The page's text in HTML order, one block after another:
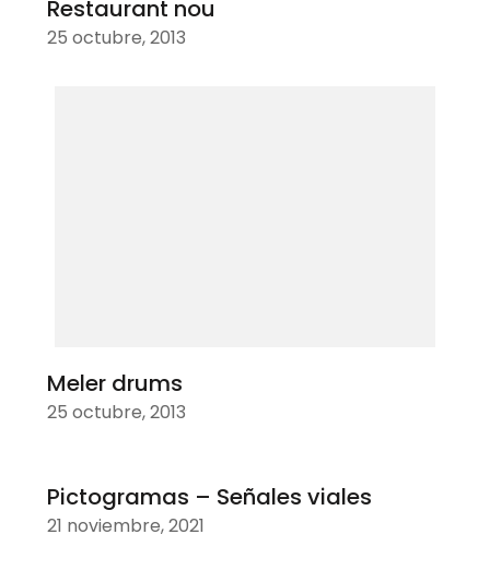
Restaurant nou
25 octubre, 2013
Meler drums
25 octubre, 2013
Pictogramas – Señales viales
21 noviembre, 2021